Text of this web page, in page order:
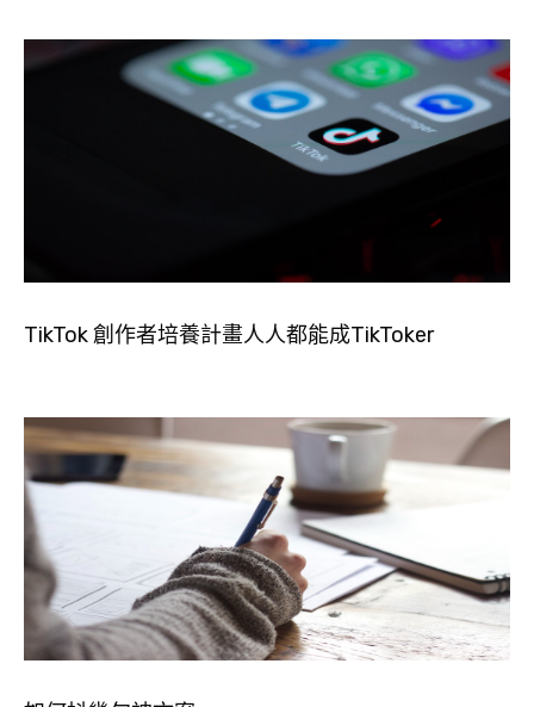
TikTok 創作者培養計畫人人都能成TikToker